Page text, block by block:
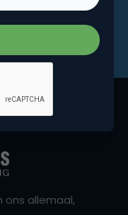
allemaal,